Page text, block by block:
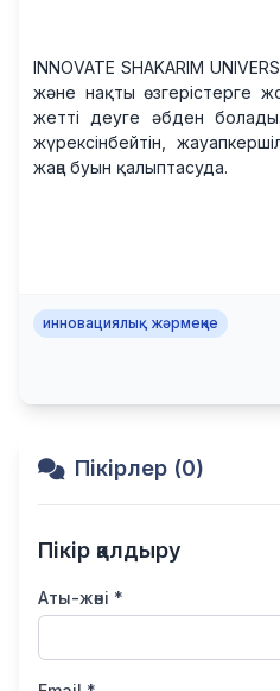
INNOVATE SHAKARIM
және нақты өзгерістерге
жетті деуге әбден
жүрексінбейтін,
жаңа буын қалыптасуда.
инновациялық жәрмеңке
Пікірлер (0)
Пікір қалдыру
Аты-жөні *